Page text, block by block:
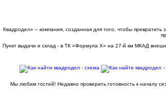
Квадродел» – компания, созданная для того, чтобы
Пункт выдачи и склад - в ТК «Формула X» на 27-й км МКАД
Мы любим гостей! Недавно проверить готовность к началу